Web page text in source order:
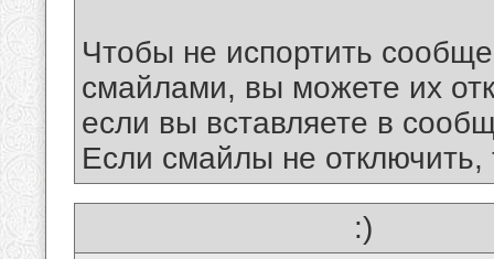
Чтобы не испортить
смайлами, вы можете их
если вы вставляете в
Если смайлы не отключить,
:)